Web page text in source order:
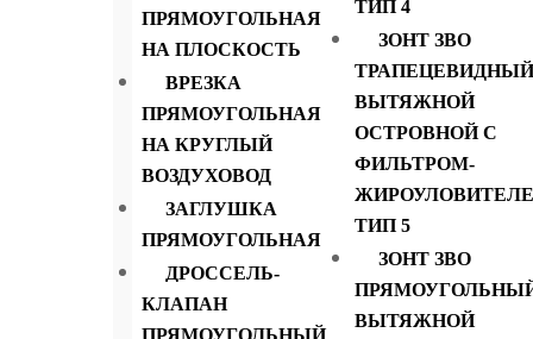
ПРЯМОУГОЛЬНАЯ
НА ПЛОСКОСТЬ
ВРЕЗКА
ПРЯМОУГОЛЬНАЯ
НА КРУГЛЫЙ
ВОЗДУХОВОД
ЗАГЛУШКА
ПРЯМОУГОЛЬНАЯ
ДРОССЕЛЬ-
КЛАПАН
ПРЯМОУГОЛЬНЫЙ
ТИП 4
ЗОНТ ЗВО
ТРАПЕЦЕВИДНЫЙ
ВЫТЯЖНОЙ
ОСТРОВНОЙ С
ФИЛЬТРОМ-
ТИП 5
ЗОНТ ЗВО
ВЫТЯЖНОЙ
Характеристики
Описание Зонты вытяжные и вытяжки
Длина ………………………….1900 мм
Глубина………………………..900 мм
Высота………………………...1000 мм
Диаметр врезки………….......100, 120
Мы являемся производителями зонтов для
изготавливаем с 2-я и 3-я врезками.